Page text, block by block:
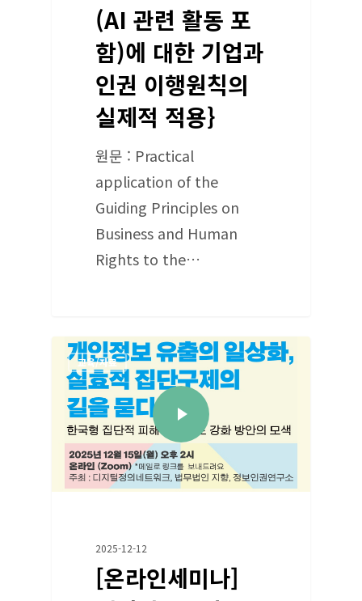
(AI 관련 활동 포
함)에 대한 기업과
인권 이행원칙의
실제적 적용}
원문 : Practical
application of the
Guiding Principles on
Business and Human
Rights to the…
교육/자료
2025-12-12
[온라인세미나]